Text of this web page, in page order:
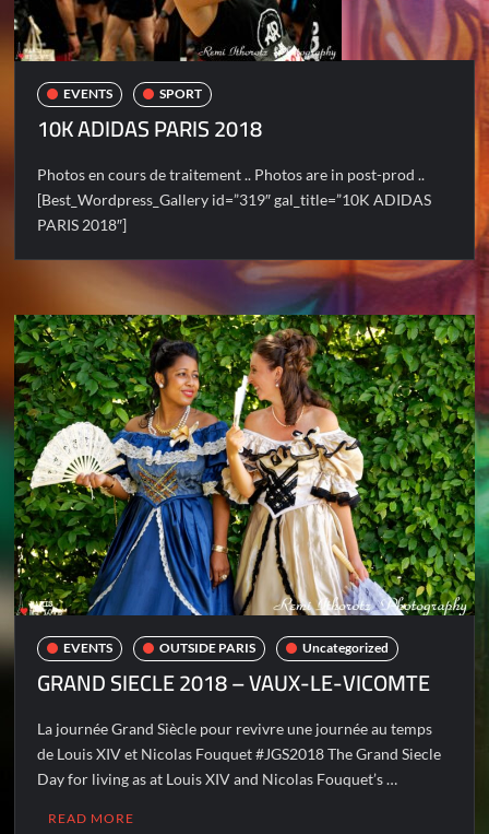
EVENTS SPORT
10K ADIDAS PARIS 2018
Photos en cours de traitement .. Photos are in post-prod ..
[Best_Wordpress_Gallery id=”319″ gal_title=”10K ADIDAS
PARIS 2018″]
EVENTS OUTSIDE PARIS Uncategorized
GRAND SIECLE 2018 – VAUX-LE-VICOMTE
La journée Grand Siècle pour revivre une journée au temps
de Louis XIV et Nicolas Fouquet #JGS2018 The Grand Siecle
Day for living as at Louis XIV and Nicolas Fouquet’s …
READ MORE